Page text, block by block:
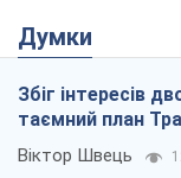
Думки
Збіг інтересів
таємний план
Віктор Швець